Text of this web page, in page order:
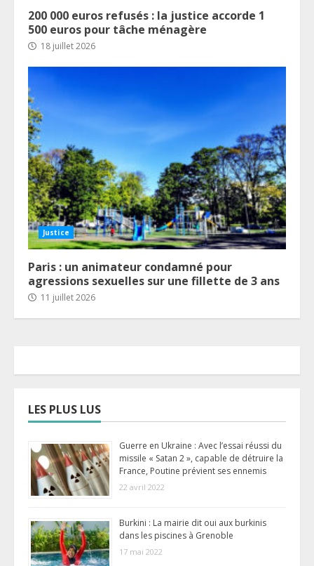
200 000 euros refusés : la justice accorde 1
500 euros pour tâche ménagère
18 juillet 2026
Justice
Paris : un animateur condamné pour
agressions sexuelles sur une fillette de 3 ans
11 juillet 2026
LES PLUS LUS
Guerre en Ukraine : Avec l’essai réussi du
missile « Satan 2 », capable de détruire la
France, Poutine prévient ses ennemis
22 avril 2022
Burkini : La mairie dit oui aux burkinis
dans les piscines à Grenoble
17 mai 2022